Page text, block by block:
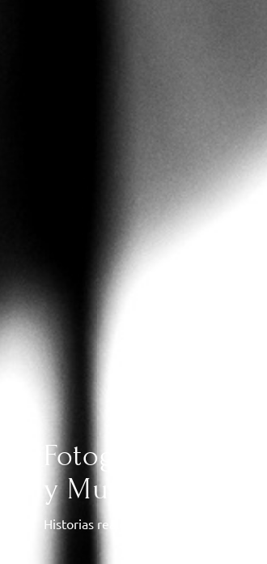
Fotografía y
y Murcia
Historias reales, sin poses forzadas,